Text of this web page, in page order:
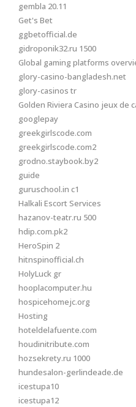
gembla 20.11
Get's Bet
ggbetofficial.de
gidroponik32.ru 1500
Global gaming platforms
glory-casino-bangladesh.net
glory-casinos tr
Golden Riviera Casino jeux de
googlepay
greekgirlscode.com
greekgirlscode.com2
grodno.staybook.by2
guide
guruschool.in c1
Halkali Escort Services
hazanov-teatr.ru 500
hdip.com.pk2
HeroSpin 2
hitnspinofficial.ch
HolyLuck gr
hooplacomputer.hu
hospicehomejc.org
Hosting
hoteldelafuente.com
houdinitribute.com
hozsekrety.ru 1000
hundesalon-gerlindeade.de
icestupa10
icestupa12